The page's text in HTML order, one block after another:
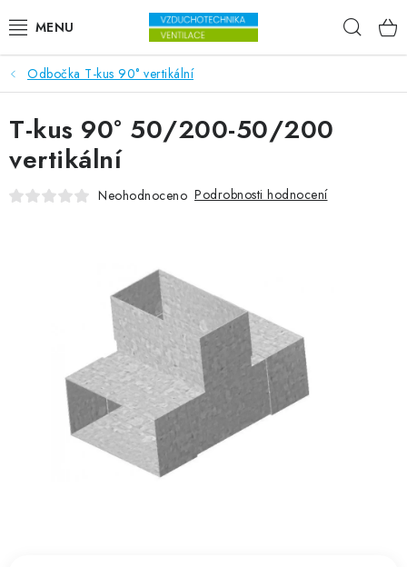
VENTILÁTORY
VZDUCHOTECHNIKA
REKUPERACE
ODVLHČOVAČE
ZVLHČOVAČE VZDUCHU PRŮMYSLOVÉ
NAHŘÍVACÍ POLŠTÁŘEK S LÁVOVÝM PÍSKEM
Odbočka T-kus 90° vertikální
T-kus 90° 50/200-50/200
vertikální
Neohodnoceno Podrobnosti hodnocení